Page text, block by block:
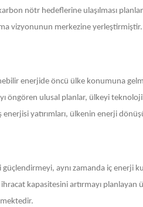
nötr hedeflerine ulaşılması
vizyonunun merkezine yerleştirmiştir.
enerjide öncü ülke konumuna
öngören ulusal planlar, ülkeyi
enerjisi yatırımları, ülkenin enerji
güçlendirmeyi, aynı zamanda iç enerji
kapasitesini artırmayı planlayan